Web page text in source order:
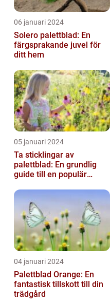
06 januari 2024
Solero palettblad: En
färgsprakande juvel för
ditt hem
05 januari 2024
Ta sticklingar av
palettblad: En grundlig
guide till en populär
04 januari 2024
Palettblad Orange: En
fantastisk tillskott till din
trädgård